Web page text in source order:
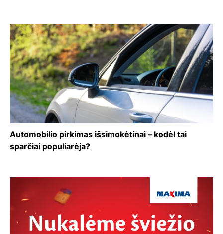
Automobilio pirkimas išsimokėtinai – kodėl tai
sparčiai populiarėja?